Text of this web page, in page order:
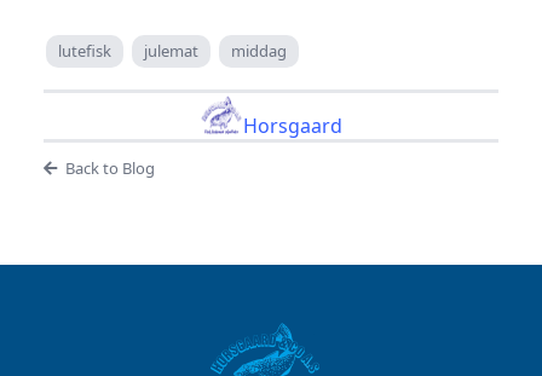
lutefisk julemat middag
Horsgaard
Back to Blog